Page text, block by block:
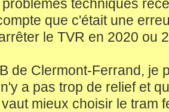
techniques
que c'était une
le TVR en 2020 ou
de Clermont-Ferrand, je
a pas trop de relief et
mieux choisir le tram